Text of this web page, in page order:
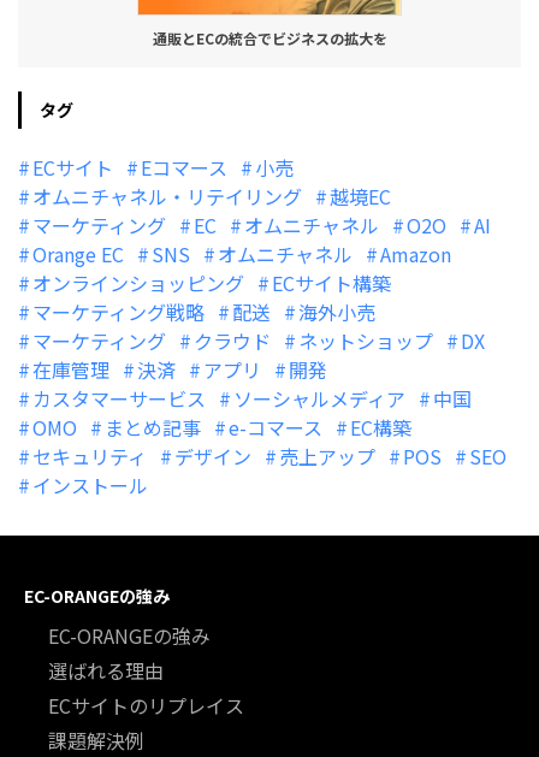
通販とECの統合でビジネスの拡大を
タグ
ECサイト Eコマース
小売
オムニチャネル・リテイリング
越境EC
マーケティング
EC オムニチャネル O2O
AI
Orange EC
SNS オムニチャネル
Amazon
オンラインショッピング
ECサイト構築
マーケティング戦略
配送
海外小売
マーケティング
クラウド ネットショップ
DX
在庫管理
決済 アプリ
開発
カスタマーサービス
ソーシャルメディア
中国
OMO
まとめ記事 e-コマース
EC構築
セキュリティ
デザイン 売上アップ POS
SEO
インストール
EC-ORANGEの強み
EC-ORANGEの強み
選ばれる理由
ECサイトのリプレイス
課題解決例